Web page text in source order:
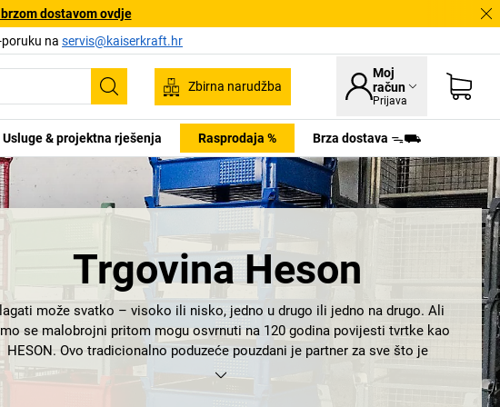
dostavom ovdje
na servis@kaiserkraft.hr
Pretraživanje
Zbirna narudžba
Moj
račun
Prijava
Usluge & projektna rješenja Rasprodaja % Brza dostava ᯓ⛟
Trgovina Heson
može svatko – visoko ili nisko, jedno u drugo ili jedno na drugo. Ali
se malobrojni pritom mogu osvrnuti na 120 godina povijesti tvrtke kao
HESON. Ovo tradicionalno poduzeće pouzdani je partner za sve što je
s profesionalnim slaganjem. Otkrijte ovdje, na primjer, robusne
od čeličnog lima s kliznicima. Ili